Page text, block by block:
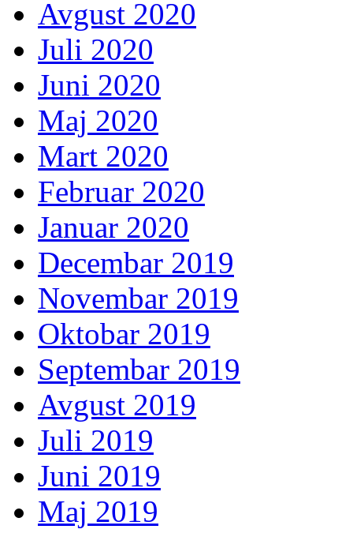
Avgust 2020
Juli 2020
Juni 2020
Maj 2020
Mart 2020
Februar 2020
Januar 2020
Decembar 2019
Novembar 2019
Oktobar 2019
Septembar 2019
Avgust 2019
Juli 2019
Juni 2019
Maj 2019